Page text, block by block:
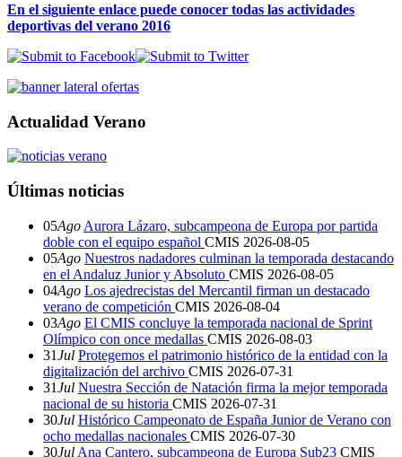
En el siguiente enlace puede conocer todas las actividades
deportivas del verano 2016
Actualidad Verano
Últimas noticias
05Ago Aurora Lázaro, subcampeona de Europa por partida
doble con el equipo español CMIS 2026-08-05
05Ago Nuestros nadadores culminan la temporada destacando
en el Andaluz Junior y Absoluto CMIS 2026-08-05
04Ago Los ajedrecistas del Mercantil firman un destacado
verano de competición CMIS 2026-08-04
03Ago El CMIS concluye la temporada nacional de Sprint
Olímpico con once medallas CMIS 2026-08-03
31Jul Protegemos el patrimonio histórico de la entidad con la
digitalización del archivo CMIS 2026-07-31
31Jul Nuestra Sección de Natación firma la mejor temporada
nacional de su historia CMIS 2026-07-31
30Jul Histórico Campeonato de España Junior de Verano con
ocho medallas nacionales CMIS 2026-07-30
30Jul Ana Cantero, subcampeona de Europa Sub23 CMIS